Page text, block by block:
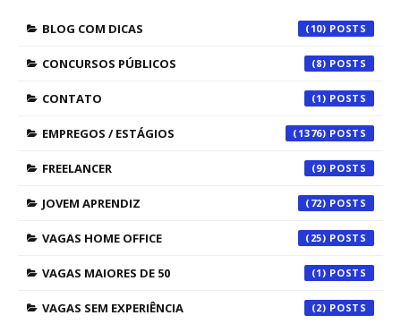
BLOG COM DICAS (10)
CONCURSOS PÚBLICOS (8)
CONTATO (1)
EMPREGOS / ESTÁGIOS (1376)
FREELANCER (9)
JOVEM APRENDIZ (72)
VAGAS HOME OFFICE (25)
VAGAS MAIORES DE 50 (1)
VAGAS SEM EXPERIÊNCIA (2)